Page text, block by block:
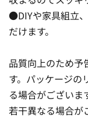
●DIYや家具組立
だけます。
品質向上のため予
す。パッケージの
る場合がございま
若干異なる場合が